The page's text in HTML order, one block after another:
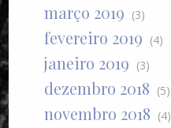
março 2019 (3)
fevereiro 2019 (4)
janeiro 2019 (3)
dezembro 2018 (5)
novembro 2018 (4)